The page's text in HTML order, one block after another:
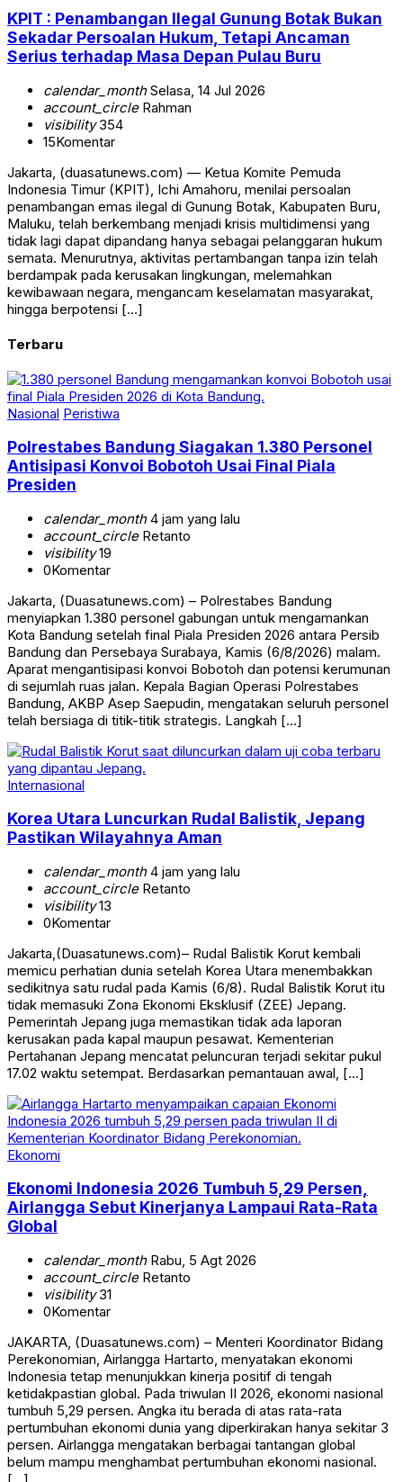
KPIT : Penambangan Ilegal Gunung Botak Bukan
Sekadar Persoalan Hukum, Tetapi Ancaman
Serius terhadap Masa Depan Pulau Buru
calendar_monthSelasa, 14 Jul 2026
account_circleRahman
visibility354
15Komentar
Jakarta, (duasatunews.com) — Ketua Komite Pemuda
Indonesia Timur (KPIT), Ichi Amahoru, menilai persoalan
penambangan emas ilegal di Gunung Botak, Kabupaten Buru,
Maluku, telah berkembang menjadi krisis multidimensi yang
tidak lagi dapat dipandang hanya sebagai pelanggaran hukum
semata. Menurutnya, aktivitas pertambangan tanpa izin telah
berdampak pada kerusakan lingkungan, melemahkan
kewibawaan negara, mengancam keselamatan masyarakat,
hingga berpotensi […]
Terbaru
Nasional Peristiwa
Polrestabes Bandung Siagakan 1.380 Personel
Antisipasi Konvoi Bobotoh Usai Final Piala
Presiden
calendar_month4 jam yang lalu
account_circleRetanto
visibility19
0Komentar
Jakarta, (Duasatunews.com) – Polrestabes Bandung
menyiapkan 1.380 personel gabungan untuk mengamankan
Kota Bandung setelah final Piala Presiden 2026 antara Persib
Bandung dan Persebaya Surabaya, Kamis (6/8/2026) malam.
Aparat mengantisipasi konvoi Bobotoh dan potensi kerumunan
di sejumlah ruas jalan. Kepala Bagian Operasi Polrestabes
Bandung, AKBP Asep Saepudin, mengatakan seluruh personel
telah bersiaga di titik-titik strategis. Langkah […]
Internasional
Korea Utara Luncurkan Rudal Balistik, Jepang
Pastikan Wilayahnya Aman
calendar_month4 jam yang lalu
account_circleRetanto
visibility13
0Komentar
Jakarta,(Duasatunews.com)– Rudal Balistik Korut kembali
memicu perhatian dunia setelah Korea Utara menembakkan
sedikitnya satu rudal pada Kamis (6/8). Rudal Balistik Korut itu
tidak memasuki Zona Ekonomi Eksklusif (ZEE) Jepang.
Pemerintah Jepang juga memastikan tidak ada laporan
kerusakan pada kapal maupun pesawat. Kementerian
Pertahanan Jepang mencatat peluncuran terjadi sekitar pukul
17.02 waktu setempat. Berdasarkan pemantauan awal, […]
Ekonomi
Ekonomi Indonesia 2026 Tumbuh 5,29 Persen,
Airlangga Sebut Kinerjanya Lampaui Rata-Rata
Global
calendar_monthRabu, 5 Agt 2026
account_circleRetanto
visibility31
0Komentar
JAKARTA, (Duasatunews.com) – Menteri Koordinator Bidang
Perekonomian, Airlangga Hartarto, menyatakan ekonomi
Indonesia tetap menunjukkan kinerja positif di tengah
ketidakpastian global. Pada triwulan II 2026, ekonomi nasional
tumbuh 5,29 persen. Angka itu berada di atas rata-rata
pertumbuhan ekonomi dunia yang diperkirakan hanya sekitar 3
persen. Airlangga mengatakan berbagai tantangan global
belum mampu menghambat pertumbuhan ekonomi nasional.